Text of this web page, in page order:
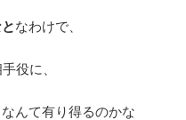
なわけで、
役に、
んて有り得るのかな